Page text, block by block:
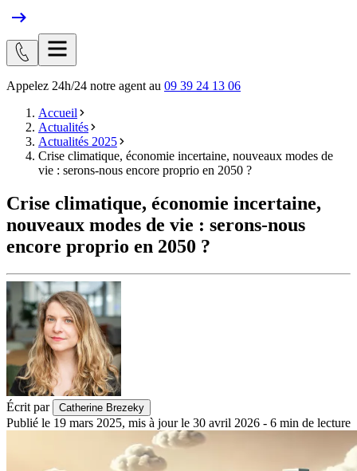
Appelez 24h/24 notre agent au 09 39 24 13 06
Accueil
Actualités
Actualités 2025
Crise climatique, économie incertaine, nouveaux modes de
vie : serons-nous encore proprio en 2050 ?
Crise climatique, économie incertaine,
nouveaux modes de vie : serons-nous
encore proprio en 2050 ?
Écrit par Catherine Brezeky
Publié le 19 mars 2025, mis à jour le 30 avril 2026 - 6 min de lecture